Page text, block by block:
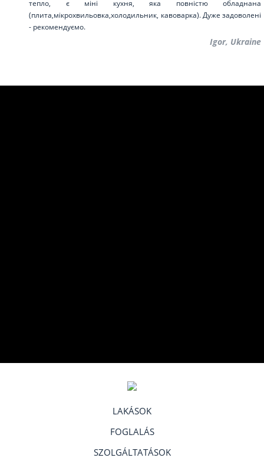
тепло, є міні кухня, яка повністю обладнана
(плита,мікрохвильовка,холодильник, кавоварка). Дуже задоволені
- рекомендуємо.
Igor, Ukraine
LAKÁSOK
FOGLALÁS
SZOLGÁLTATÁSOK